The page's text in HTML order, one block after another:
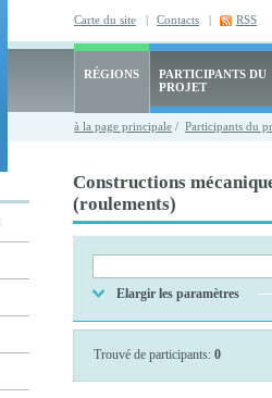
Carte du site | Contacts | RSS
RÉGIONS
PARTICIPANTS DU
PROJET
à la page principale / Participants du
Constructions
(roulements)
Elargir les paramètres
Trouvé de participants: 0